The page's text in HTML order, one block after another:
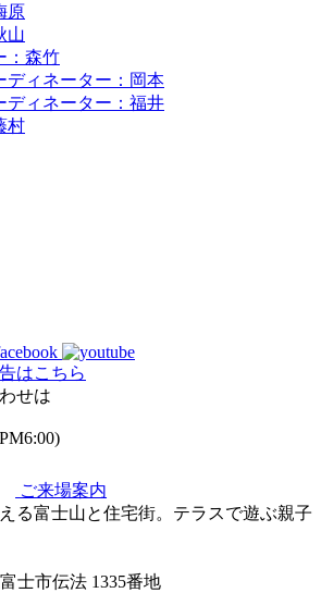
原
山
：森竹
ディネーター：岡本
ディネーター：福井
村
はこちら
せは
ご来場案内
士市伝法 1335番地